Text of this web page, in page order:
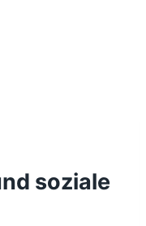
soziale